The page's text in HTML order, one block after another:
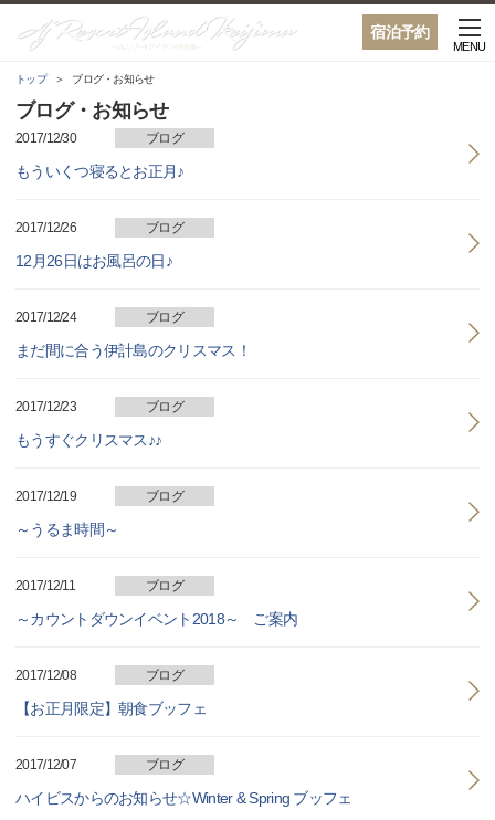
宿泊予約
MENU
トップ ブログ・お知らせ
ブログ・お知らせ
2017/12/30 ブログ
もういくつ寝るとお正月♪
2017/12/26 ブログ
12月26日はお風呂の日♪
2017/12/24 ブログ
まだ間に合う伊計島のクリスマス！
2017/12/23 ブログ
もうすぐクリスマス♪♪
2017/12/19 ブログ
～うるま時間～
2017/12/11 ブログ
～カウントダウンイベント2018～ ご案内
2017/12/08 ブログ
【お正月限定】朝食ブッフェ
2017/12/07 ブログ
ハイビスからのお知らせ☆Winter & Spring ブッフェ